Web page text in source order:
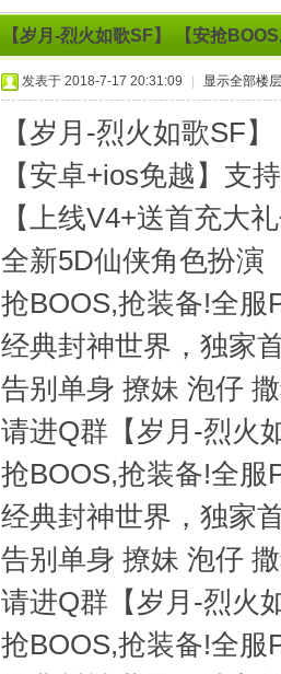
›
【岁月-烈火如歌SF】 【安抢
发表于 2018-7-17 20:31:09 显示全部楼层
【岁月-烈火如歌SF】
【安卓+ios免越】支
【上线V4+送首充大
全新5D仙侠角色扮演
抢BOOS,抢装备!全服
经典封神世界，独家
告别单身 撩妹 泡仔
请进Q群【岁月-烈火
抢BOOS,抢装备!全服
经典封神世界，独家
告别单身 撩妹 泡仔
请进Q群【岁月-烈火
抢BOOS,抢装备!全服